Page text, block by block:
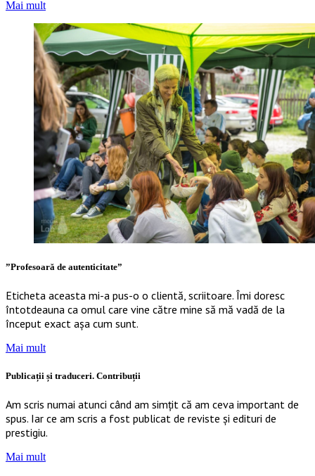
Mai mult
”Profesoară de autenticitate”
Eticheta aceasta mi-a pus-o o clientă, scriitoare. Îmi doresc
întotdeauna ca omul care vine către mine să mă vadă de la
început exact așa cum sunt.
Mai mult
Publicații și traduceri. Contribuții
Am scris numai atunci când am simțit că am ceva important de
spus. Iar ce am scris a fost publicat de reviste și edituri de
prestigiu.
Mai mult